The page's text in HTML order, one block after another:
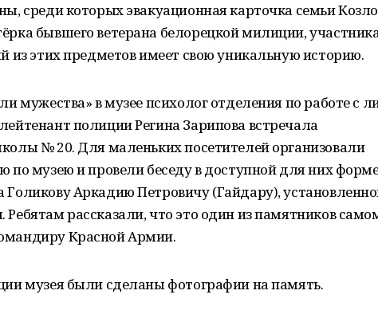
среди которых эвакуационная карточка семьи
бывшего ветерана белорецкой милиции,
из этих предметов имеет свою уникальную историю.
мужества» в музее психолог отделения по работе с
полиции Регина Зарипова встречала
№ 20. Для маленьких посетителей организовали
по музею и провели беседу в доступной для них
Аркадию Петровичу (Гайдару),
рассказали, что это один из памятников
Красной Армии.
музея были сделаны фотографии на память.